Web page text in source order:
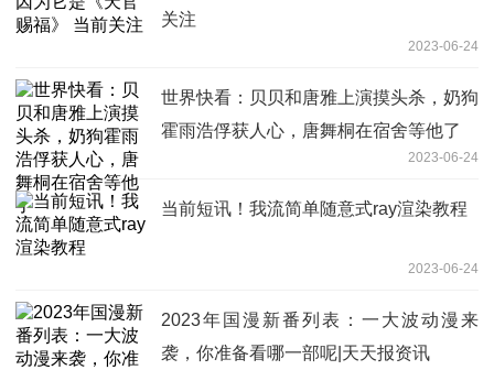
关注
2023-06-24
世界快看：贝贝和唐雅上演摸头杀，奶狗
霍雨浩俘获人心，唐舞桐在宿舍等他了
2023-06-24
当前短讯！我流简单随意式ray渲染教程
2023-06-24
2023年国漫新番列表：一大波动漫来
袭，你准备看哪一部呢|天天报资讯